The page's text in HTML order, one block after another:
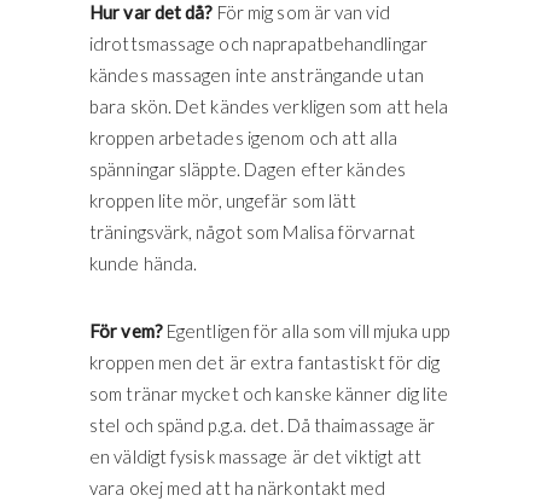
Hur var det då? För mig som är van vid
idrottsmassage och naprapatbehandlingar
kändes massagen inte ansträngande utan
bara skön. Det kändes verkligen som att hela
kroppen arbetades igenom och att alla
spänningar släppte. Dagen efter kändes
kroppen lite mör, ungefär som lätt
träningsvärk, något som Malisa förvarnat
kunde hända.
För vem?Egentligen för alla som vill mjuka upp
kroppen men det är extra fantastiskt för dig
som tränar mycket och kanske känner dig lite
stel och spänd p.g.a. det. Då thaimassage är
en väldigt fysisk massage är det viktigt att
vara okej med att ha närkontakt med